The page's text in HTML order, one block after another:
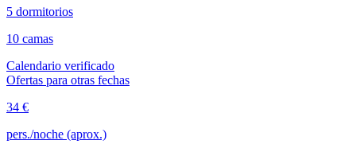
5 dormitorios
10 camas
Calendario verificado
Ofertas para otras fechas
34 €
pers./noche (aprox.)